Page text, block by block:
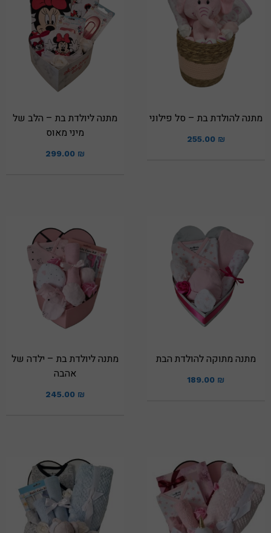
מתנה להולדת בת – סל פילוני
255.00 ₪
מתנה ליולדת בת – הלב של
מיני מאוס
299.00 ₪
מתנה מתוקה להולדת הבת
189.00 ₪
מתנה ליולדת בת – ילדה של
אהבה
245.00 ₪